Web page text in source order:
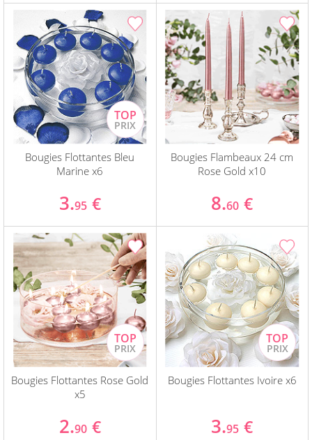
Bougies Flottantes Bleu
Marine x6
3.95 €
Bougies Flambeaux 24 cm
Rose Gold x10
8.60 €
Bougies Flottantes Rose Gold
x5
2.90 €
Bougies Flottantes Ivoire x6
3.95 €